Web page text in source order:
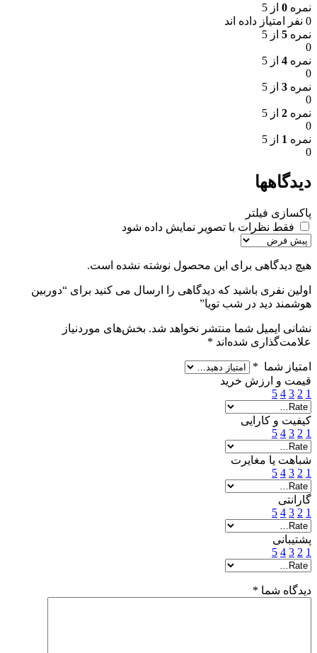
نمره 0 از 5
0 نفر امتیاز داده اند
نمره 5 از 5
0
نمره 4 از 5
0
نمره 3 از 5
0
نمره 2 از 5
0
نمره 1 از 5
0
دیدگاهها
پاکسازی فیلتر
فقط نظرات با تصویر نمایش داده شود
هیچ دیدگاهی برای این محصول نوشته نشده است.
اولین نفری باشید که دیدگاهی را ارسال می کنید برای “دوربین
هوشمند دید در شب تویا”
نشانی ایمیل شما منتشر نخواهد شد. بخش‌های موردنیاز
علامت‌گذاری شده‌اند *
امتیاز شما *
قیمت و ارزش خرید
1
2
3
4
5
کیفیت و کارایی
1
2
3
4
5
شباهت یا مغایرت
1
2
3
4
5
گارانتی
1
2
3
4
5
پشتیبانی
1
2
3
4
5
دیدگاه شما *